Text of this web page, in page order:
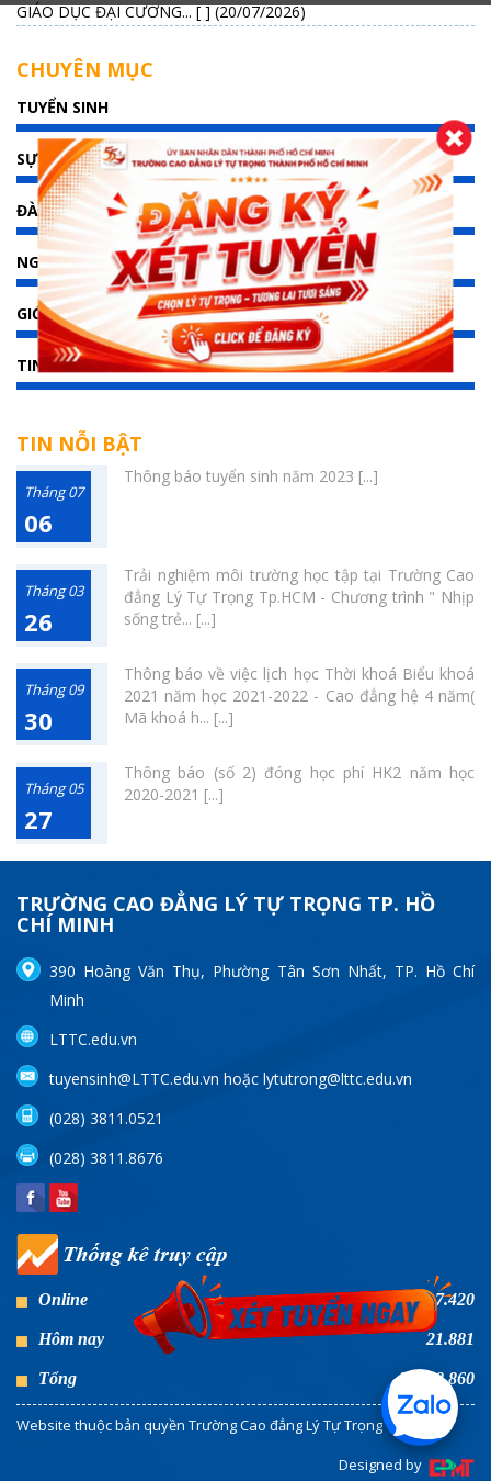
GIÁO DỤC ĐẠI CƯƠNG... [ ] (20/07/2026)
CHUYÊN MỤC
TUYỂN SINH
SỰ KIỆN
ĐÀO TẠO
NGHIÊN CỨU KHOA HỌC
GIỚI THIỆU
TIN TỨC
TIN NỖI BẬT
Tháng 07
06
Thông báo tuyển sinh năm 2023 [...]
Tháng 03
26
Trải nghiệm môi trường học tập tại Trường Cao
đẳng Lý Tự Trọng Tp.HCM - Chương trình " Nhịp
sống trẻ... [...]
Tháng 09
30
Thông báo về việc lịch học Thời khoá Biểu khoá
2021 năm học 2021-2022 - Cao đẳng hệ 4 năm(
Mã khoá h... [...]
Tháng 05
27
Thông báo (số 2) đóng học phí HK2 năm học
2020-2021 [...]
TRƯỜNG CAO ĐẲNG LÝ TỰ TRỌNG TP. HỒ
CHÍ MINH
390 Hoàng Văn Thụ, Phường Tân Sơn Nhất, TP. Hồ Chí
Minh
LTTC.edu.vn
tuyensinh@LTTC.edu.vn hoặc lytutrong@lttc.edu.vn
(028) 3811.0521
(028) 3811.8676
Online 7.420
Hôm nay 21.881
Tổng 46.968.860
Website thuộc bản quyền Trường Cao đẳng Lý Tự Trọng TP HCM
Designed by